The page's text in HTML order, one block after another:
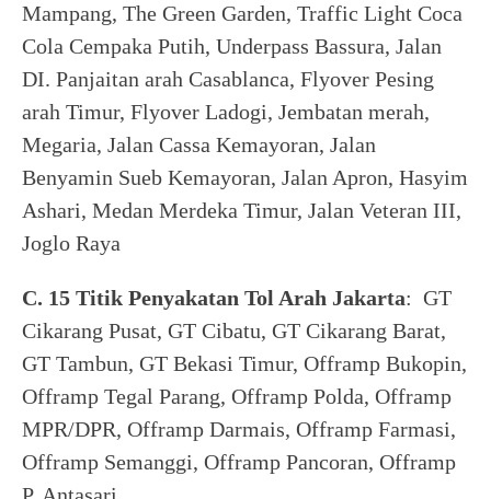
Mampang, The Green Garden, Traffic Light Coca
Cola Cempaka Putih, Underpass Bassura, Jalan
DI. Panjaitan arah Casablanca, Flyover Pesing
arah Timur, Flyover Ladogi, Jembatan merah,
Megaria, Jalan Cassa Kemayoran, Jalan
Benyamin Sueb Kemayoran, Jalan Apron, Hasyim
Ashari, Medan Merdeka Timur, Jalan Veteran III,
Joglo Raya
C. 15 Titik Penyakatan Tol Arah Jakarta: GT
Cikarang Pusat, GT Cibatu, GT Cikarang Barat,
GT Tambun, GT Bekasi Timur, Offramp Bukopin,
Offramp Tegal Parang, Offramp Polda, Offramp
MPR/DPR, Offramp Darmais, Offramp Farmasi,
Offramp Semanggi, Offramp Pancoran, Offramp